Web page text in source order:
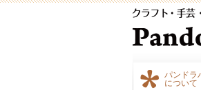
パンドラ
について